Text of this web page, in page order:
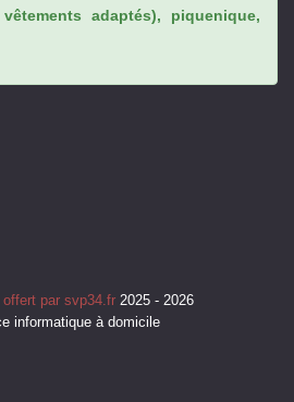
adaptés), piquenique,
par svp34.fr 2025 - 2026
informatique à domicile